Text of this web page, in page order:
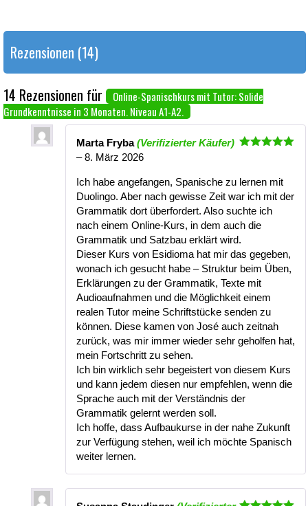
Rezensionen (14)
14 Rezensionen für
Online-Spanischkurs mit Tutor: Solide
Grundkenntnisse in 3 Monaten. Niveau A1-A2.
5
Marta Fryba(Verifizierter Käufer)
– 8. März 2026
Ich habe angefangen, Spanische zu lernen mit
Duolingo. Aber nach gewisse Zeit war ich mit der
Grammatik dort überfordert. Also suchte ich
nach einem Online-Kurs, in dem auch die
Grammatik und Satzbau erklärt wird.
Dieser Kurs von Esidioma hat mir das gegeben,
wonach ich gesucht habe – Struktur beim Üben,
Erklärungen zu der Grammatik, Texte mit
Audioaufnahmen und die Möglichkeit einem
realen Tutor meine Schriftstücke senden zu
können. Diese kamen von José auch zeitnah
zurück, was mir immer wieder sehr geholfen hat,
mein Fortschritt zu sehen.
Ich bin wirklich sehr begeistert von diesem Kurs
und kann jedem diesen nur empfehlen, wenn die
Sprache auch mit der Verständnis der
Grammatik gelernt werden soll.
Ich hoffe, dass Aufbaukurse in der nahe Zukunft
zur Verfügung stehen, weil ich möchte Spanisch
weiter lernen.